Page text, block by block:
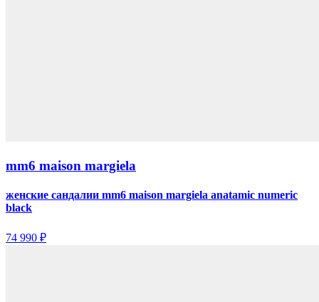
mm6 maison margiela
женские сандалии mm6 maison margiela anatamic numeric
black
74 990 ₽